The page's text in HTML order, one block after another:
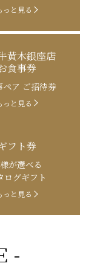
っと見る
黄木銀座店
食事券
ペア ご招待券
っと見る
フト券
が選べる
ログギフト
っと見る
-